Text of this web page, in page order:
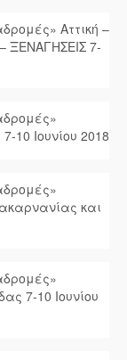
Αττική –
ΞΕΝΑΓΗΣΕΙΣ 7-
10 Ιουνίου 2018
και
7-10 Ιουνίου